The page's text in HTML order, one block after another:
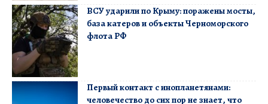
ВСУ ударили по Крыму: поражены мосты,
база катеров и объекты Черноморского
флота РФ
Первый контакт с инопланетянами:
человечество до сих пор не знает, что